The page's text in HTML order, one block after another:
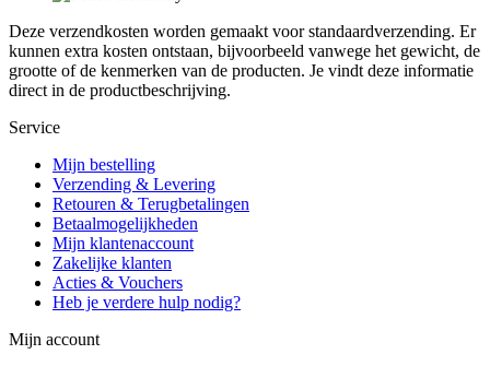
Deze verzendkosten worden gemaakt voor standaardverzending. Er
kunnen extra kosten ontstaan, bijvoorbeeld vanwege het gewicht, de
grootte of de kenmerken van de producten. Je vindt deze informatie
direct in de productbeschrijving.
Service
Mijn bestelling
Verzending & Levering
Retouren & Terugbetalingen
Betaalmogelijkheden
Mijn klantenaccount
Zakelijke klanten
Acties & Vouchers
Heb je verdere hulp nodig?
Mijn account